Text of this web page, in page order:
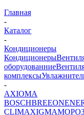
Главная
-
Каталог
-
Кондиционеры
Кондиционеры
оборудованние
комплексы
-
AXIOMA
BOSCHBREEON
CLIMAXIGMA